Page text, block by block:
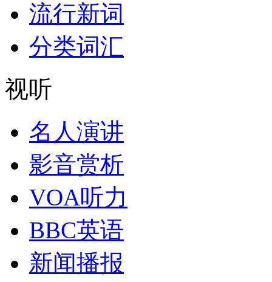
流行新词
分类词汇
视听
名人演讲
影音赏析
VOA听力
BBC英语
新闻播报